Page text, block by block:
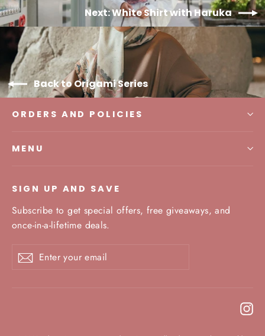
Next: White Shirt with Haruka
Back to Origami Series
ORDERS AND POLICIES
MENU
SIGN UP AND SAVE
Subscribe to get special offers, free giveaways, and
once-in-a-lifetime deals.
Enter
your
Subscribe